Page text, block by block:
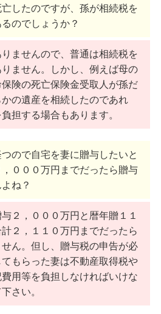
したのですが、孫が相続税を
のでしょうか？
ませんので、普通は相続税を
ません。しかし、例えば母の
険の死亡保険金受取人が孫だ
の遺産を相続したのであれ
担する場合もあります。
ので自宅を妻に贈与したいと
０００万円までだったら贈与
ね？
２，０００万円と暦年贈１１
２，１１０万円までだったら
ん。但し、贈与税の申告が必
もらった妻は不動産取得税や
用等を負担しなければいけな
さい。